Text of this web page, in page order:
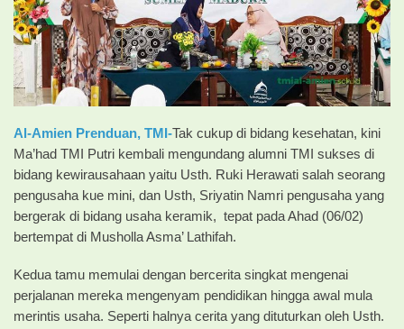
Al-Amien Prenduan, TMI-Tak cukup di bidang kesehatan, kini
Ma’had TMI Putri kembali mengundang alumni TMI sukses di
bidang kewirausahaan yaitu Usth. Ruki Herawati salah seorang
pengusaha kue mini, dan Usth, Sriyatin Namri pengusaha yang
bergerak di bidang usaha keramik, tepat pada Ahad (06/02)
bertempat di Musholla Asma’ Lathifah.
Kedua tamu memulai dengan bercerita singkat mengenai
perjalanan mereka mengenyam pendidikan hingga awal mula
merintis usaha. Seperti halnya cerita yang dituturkan oleh Usth.